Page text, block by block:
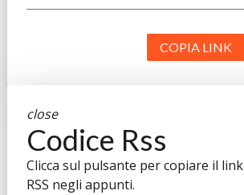
COPIA LINK
close
Codice Rss
Clicca sul pulsante per copiare il link
RSS negli appunti.